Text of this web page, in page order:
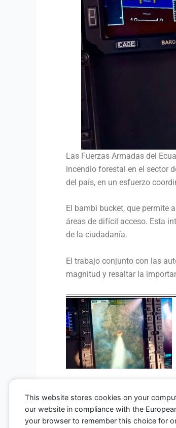
Las Fuerzas Armadas del
incendio forestal en el sector
del país, en un esfuerzo
El bambi bucket, que permite
áreas de difícil acceso. Esta
de la ciudadanía.
El trabajo conjunto con las
magnitud y resaltar la
←Entrada anterior
This website stores cookies on your
our website in compliance with the
your browser to remember this choice for